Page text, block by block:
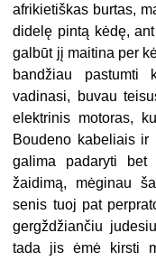
afrikietiškas burtas,
didelę pintą kėdę,
galbūt jį maitina per
bandžiau
vadinasi, buvau
elektrinis motoras,
Boudeno kabeliais
galima padaryti
žaidimą, mėginau
senis tuoj pat
gergždžiančiu
tada jis ėmė kirsti